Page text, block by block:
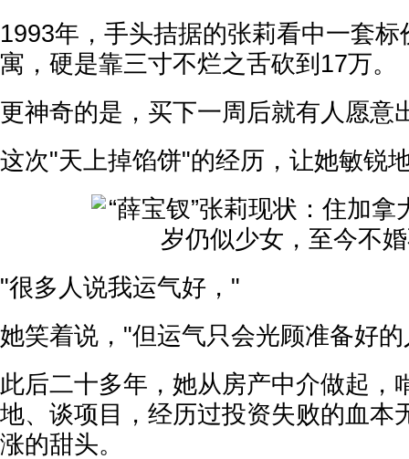
1993年，手头拮据的张莉看中一套
寓，硬是靠三寸不烂之舌砍到17万。
更神奇的是，买下一周后就有人愿意
这次"天上掉馅饼"的经历，让她敏锐
"很多人说我运气好，"
她笑着说，"但运气只会光顾准备好
此后二十多年，她从房产中介做起，
地、谈项目，经历过投资失败的血本
涨的甜头。